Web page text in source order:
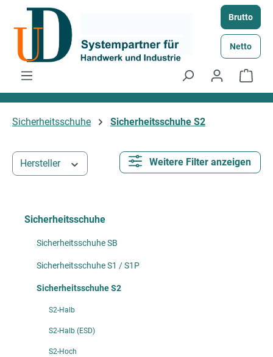
Zum Hauptinhalt springen Brutto
Netto
Sicherheitsschuhe Sicherheitsschuhe S2
Hersteller Weitere Filter anzeigen
Sicherheitsschuhe
Sicherheitsschuhe SB
Sicherheitsschuhe S1 / S1P
Sicherheitsschuhe S2
S2-Halb
S2-Halb (ESD)
S2-Hoch